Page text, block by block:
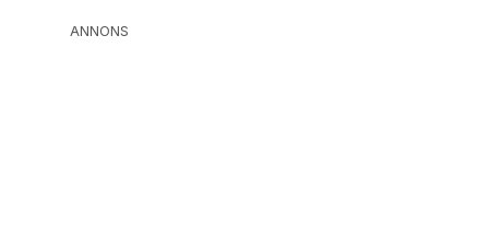
ANNONS